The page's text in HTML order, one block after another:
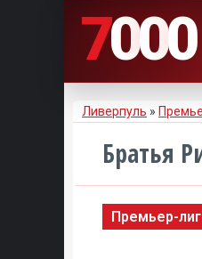
7000
Ливерпуль »
Братья
Премьер-